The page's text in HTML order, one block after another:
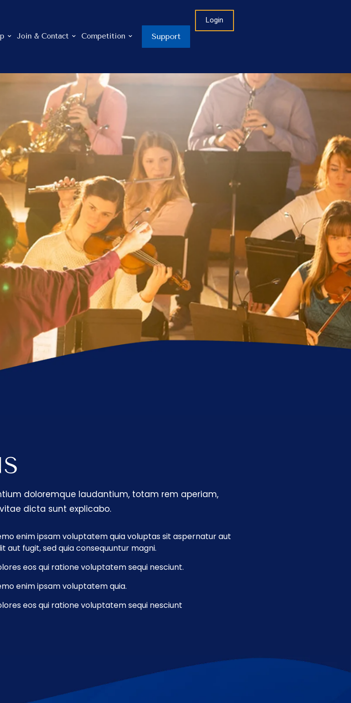
Join & Contact Competition Support
Login
doloremque laudantium, totam rem aperiam,
dicta sunt explicabo.
enim ipsam voluptatem quia voluptas sit aspernatur aut
aut fugit, sed quia consequuntur magni.
eos qui ratione voluptatem sequi nesciunt.
enim ipsam voluptatem quia.
eos qui ratione voluptatem sequi nesciunt